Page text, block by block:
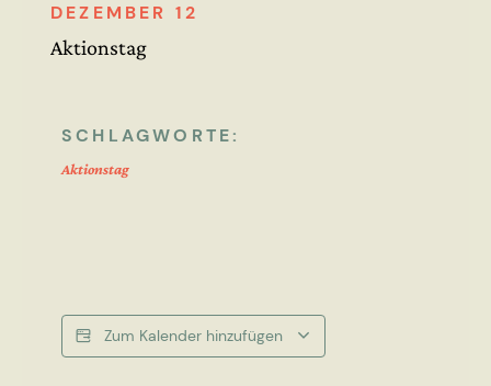
DEZEMBER 12
Aktionstag
SCHLAGWORTE:
Aktionstag
Zum Kalender hinzufügen